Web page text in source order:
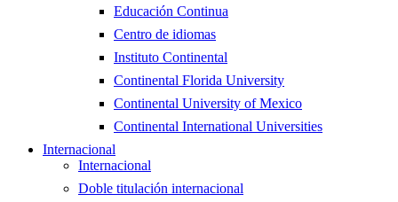
Educación Continua
Centro de idiomas
Instituto Continental
Continental Florida University
Continental University of Mexico
Continental International Universities
Internacional
Internacional
Doble titulación internacional